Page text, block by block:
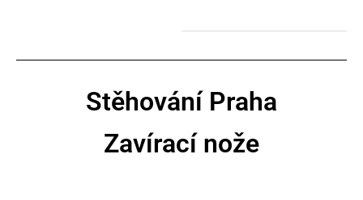
Stěhování Praha
Zavírací nože